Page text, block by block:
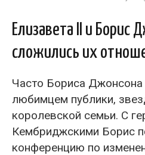
Елизавета II и Борис
сложились их
Часто Бориса
любимцем публики,
королевской семьи. С
Кембриджскими Борис
конференцию по